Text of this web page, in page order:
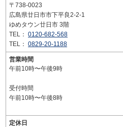
〒738-0023
広島県廿日市市下平良2-2-1
ゆめタウン廿日市 3階
TEL： 0120-682-568
TEL： 0829-20-1188
営業時間
午前10時〜午後9時
受付時間
午前10時〜午後8時
定休日